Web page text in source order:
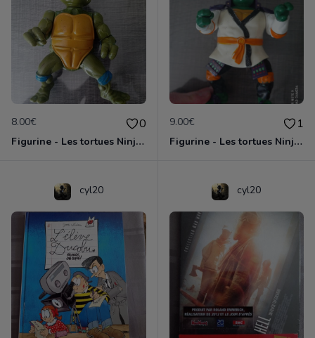
8.00€ 0
Figurine - Les tortues Ninja - Leonardo
9.00€ 1
Figurine - Les tortues Ninja - Michelangelo
cyl20 cyl20